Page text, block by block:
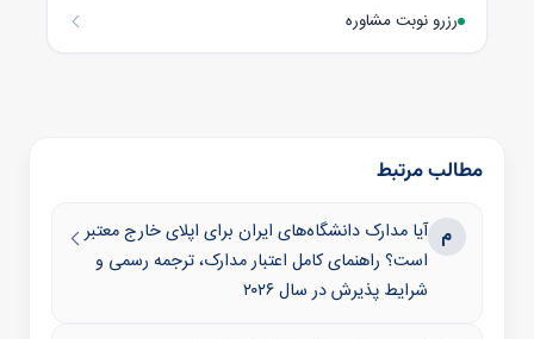
رزرو نوبت مشاوره
مطالب مرتبط
م آیا مدارک دانشگاه‌های ایران برای اپلای خارج معتبر
است؟ راهنمای کامل اعتبار مدارک، ترجمه رسمی و
شرایط پذیرش در سال ۲۰۲۶